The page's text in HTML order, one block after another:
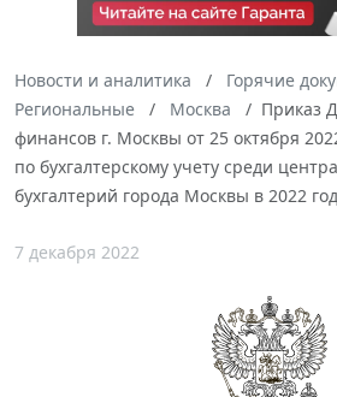
Новости и аналитика
Горячие
Региональные
Москва
Приказ
финансов г. Москвы от 25 октября
по бухгалтерскому учету среди
бухгалтерий города Москвы в 2022
7 декабря 2022